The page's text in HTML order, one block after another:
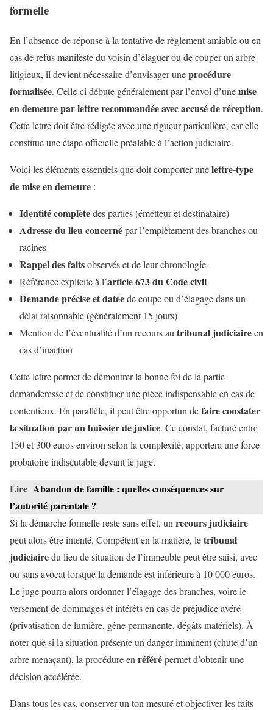
formelle
En l’absence de réponse à la tentative de règlement amiable ou en
cas de refus manifeste du voisin d’élaguer ou de couper un arbre
litigieux, il devient nécessaire d’envisager uneprocédure
formalisée. Celle-ci débute généralement par l’envoi d’unemise
en demeure par lettre recommandée avec accusé de réception.
Cette lettre doit être rédigée avec une rigueur particulière, car elle
constitue une étape officielle préalable à l’action judiciaire.
Voici les éléments essentiels que doit comporter unelettre-type
de mise en demeure :
Identité complètedes parties (émetteur et destinataire)
Adresse du lieu concernépar l’empiètement des branches ou
racines
Rappel des faitsobservés et de leur chronologie
Référence explicite à l’article 673 du Code civil
Demande précise et datéede coupe ou d’élagage dans un
délai raisonnable (généralement 15 jours)
Mention de l’éventualité d’un recours au tribunal judiciaireen
cas d’inaction
Cette lettre permet de démontrer la bonne foi de la partie
demanderesse et de constituer une pièce indispensable en cas de
contentieux. En parallèle, il peut être opportun defaire constater
la situation par un huissier de justice. Ce constat, facturé entre
150 et 300 euros environ selon la complexité, apportera une force
probatoire indiscutable devant le juge.
Lire Abandon de famille : quelles conséquences sur
l’autorité parentale ?
Si la démarche formelle reste sans effet, un recours judiciaire
peut alors être intenté. Compétent en la matière, letribunal
judiciairedu lieu de situation de l’immeuble peut être saisi, avec
ou sans avocat lorsque la demande est inférieure à 10 000 euros.
Le juge pourra alors ordonner l’élagage des branches, voire le
versement de dommages et intérêts en cas de préjudice avéré
(privatisation de lumière, gêne permanente, dégâts matériels). À
noter que si la situation présente un danger imminent (chute d’un
arbre menaçant), la procédure en référépermet d’obtenir une
décision accélérée.
Dans tous les cas, conserver un ton mesuré et objectiver les faits